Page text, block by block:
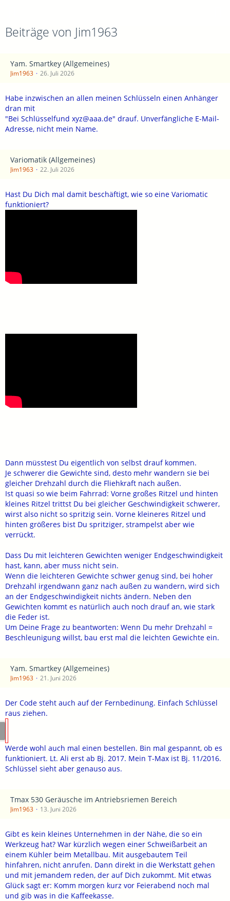
Beiträge von Jim1963
Yam. Smartkey (Allgemeines)
Jim1963 26. Juli 2026
Habe inzwischen an allen meinen Schlüsseln einen Anhänger
dran mit
"Bei Schlüsselfund xyz@aaa.de" drauf. Unverfängliche E-Mail-
Adresse, nicht mein Name.
Variomatik (Allgemeines)
Jim1963 22. Juli 2026
Hast Du Dich mal damit beschäftigt, wie so eine Variomatic
funktioniert?
Dann müsstest Du eigentlich von selbst drauf kommen.
Je schwerer die Gewichte sind, desto mehr wandern sie bei
gleicher Drehzahl durch die Fliehkraft nach außen.
Ist quasi so wie beim Fahrrad: Vorne großes Ritzel und hinten
kleines Ritzel trittst Du bei gleicher Geschwindigkeit schwerer,
wirst also nicht so spritzig sein. Vorne kleineres Ritzel und
hinten größeres bist Du spritziger, strampelst aber wie
verrückt.
Dass Du mit leichteren Gewichten weniger Endgeschwindigkeit
hast, kann, aber muss nicht sein.
Wenn die leichteren Gewichte schwer genug sind, bei hoher
Drehzahl irgendwann ganz nach außen zu wandern, wird sich
an der Endgeschwindigkeit nichts ändern. Neben den
Gewichten kommt es natürlich auch noch drauf an, wie stark
die Feder ist.
Um Deine Frage zu beantworten: Wenn Du mehr Drehzahl =
Beschleunigung willst, bau erst mal die leichten Gewichte ein.
Yam. Smartkey (Allgemeines)
Jim1963 21. Juni 2026
Der Code steht auch auf der Fernbedinung. Einfach Schlüssel
raus ziehen.
Werde wohl auch mal einen bestellen. Bin mal gespannt, ob es
funktioniert. Lt. Ali erst ab Bj. 2017. Mein T-Max ist Bj. 11/2016.
Schlüssel sieht aber genauso aus.
Tmax 530 Geräusche im Antriebsriemen Bereich
Jim1963 13. Juni 2026
Gibt es kein kleines Unternehmen in der Nähe, die so ein
Werkzeug hat? War kürzlich wegen einer Schweißarbeit an
einem Kühler beim Metallbau. Mit ausgebautem Teil
hinfahren, nicht anrufen. Dann direkt in die Werkstatt gehen
und mit jemandem reden, der auf Dich zukommt. Mit etwas
Glück sagt er: Komm morgen kurz vor Feierabend noch mal
und gib was in die Kaffeekasse.